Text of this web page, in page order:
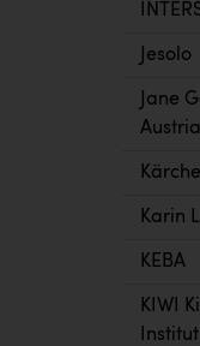
Jesolo
Jane
Austria
Karin
KEBA
KIWI